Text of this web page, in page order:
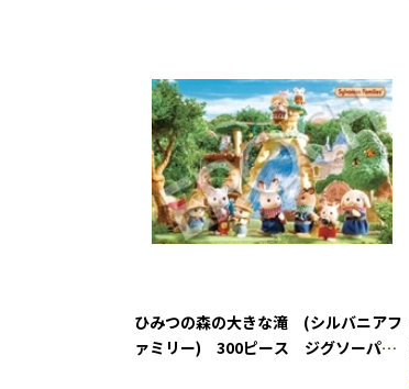
ひみつの森の大きな滝 (シルバニアフ
ァミリー) 300ピース ジグソーパズ